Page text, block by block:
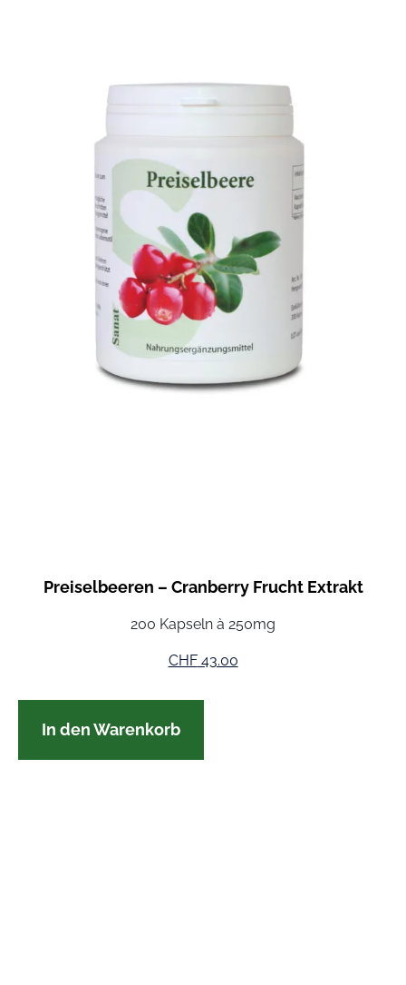
Preiselbeeren – Cranberry Frucht Extrakt
200 Kapseln à 250mg
CHF43.00
In den Warenkorb